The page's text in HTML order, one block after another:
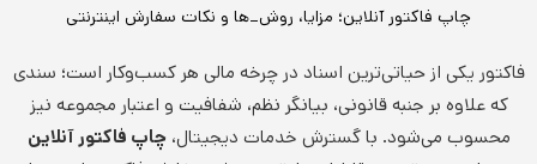
چاپ فاکتور آنلاین؛ مزایا، روش_ها و نکات سفارش اینترنتی
فاکتور یکی از حیاتی‌ترین اسناد در چرخه مالی هر کسب‌وکار است؛ سندی
که علاوه بر جنبه قانونی، بیانگر نظم، شفافیت و اعتبار مجموعه نیز
محسوب می‌شود. با گسترش خدمات دیجیتال،چاپ فاکتور آنلاین